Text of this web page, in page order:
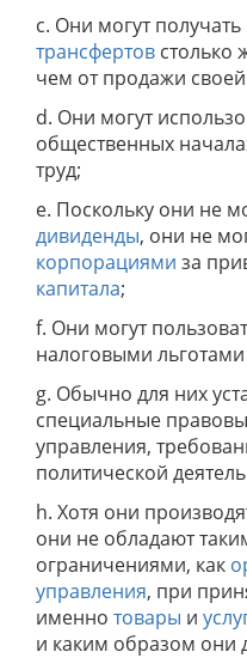
c. Они могут получать
трансфертов столько
чем от продажи своей
d. Они могут
общественных
труд;
e. Поскольку они не
дивиденды, они не
корпорациями за
капитала;
f. Они могут
налоговыми
g. Обычно для них
специальные
управления,
политической
h. Хотя они
они не обладают
ограничениями, как
управления, при
именно товары и
и каким образом они